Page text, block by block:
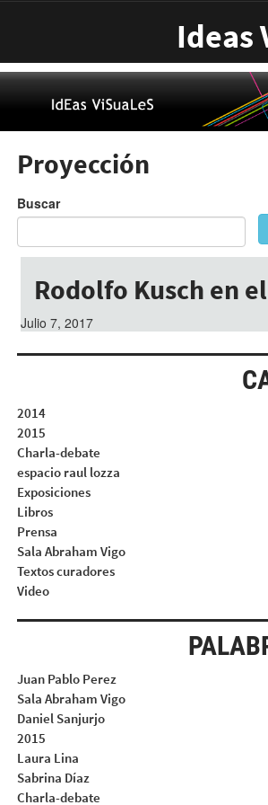
Ideas
Proyección
Buscar
Rodolfo Kusch en el
Julio 7, 2017
2014
2015
Charla-debate
espacio raul lozza
Exposiciones
Libros
Prensa
Sala Abraham Vigo
Textos curadores
Video
Juan Pablo Perez
Sala Abraham Vigo
Daniel Sanjurjo
2015
Laura Lina
Sabrina Díaz
Charla-debate